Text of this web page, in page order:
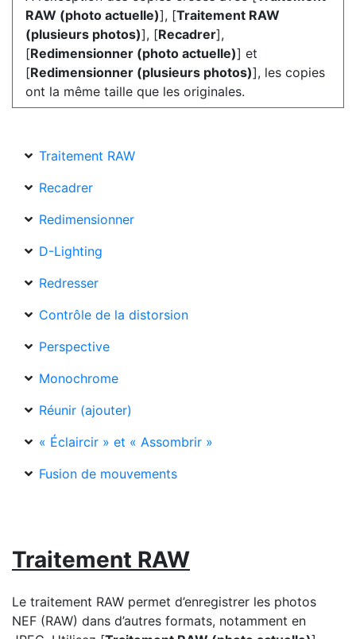
RAW (photo actuelle)], [Traitement RAW
(plusieurs photos)], [Recadrer],
[Redimensionner (photo actuelle)] et
[Redimensionner (plusieurs photos)], les copies
ont la même taille que les originales.
Traitement RAW
Recadrer
Redimensionner
D-Lighting
Redresser
Contrôle de la distorsion
Perspective
Monochrome
Réunir (ajouter)
« Éclaircir » et « Assombrir »
Fusion de mouvements
Traitement RAW
Le traitement RAW permet d’enregistrer les photos
NEF (RAW) dans d’autres formats, notamment en